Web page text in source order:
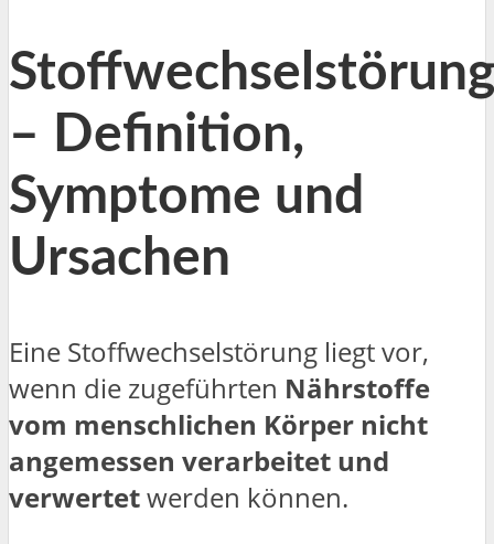
Stoffwechselstörung
– Definition,
Symptome und
Ursachen
Eine Stoffwechselstörung liegt vor,
wenn die zugeführten Nährstoffe
vom menschlichen Körper nicht
angemessen verarbeitet und
verwertetwerden können.